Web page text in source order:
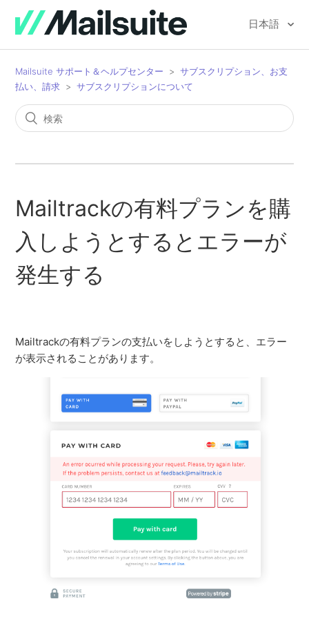
日本語
Mailsuite サポート＆ヘルプセンター
サブスクリプション、お支
払い、請求
サブスクリプションについて
Mailtrackの有料プランを購
入しようとするとエラーが
発生する
Mailtrackの有料プランの支払いをしようとすると、エラー
が表示されることがあります。